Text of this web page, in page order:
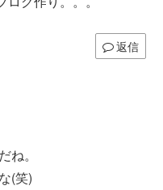
返信
ね。
(笑)